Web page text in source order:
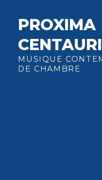
contentPROXIMA
CENTAURI
MUSIQUE
DE CHAMBRE